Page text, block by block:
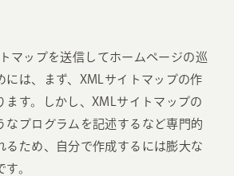
マップを送信してホームページの巡
には、まず、XMLサイトマップの作
ます。しかし、XMLサイトマップの
なプログラムを記述するなど専門的
るため、自分で作成するには膨大な
。